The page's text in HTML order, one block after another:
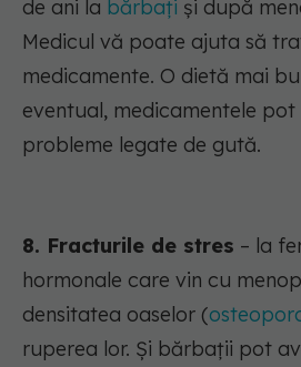
de ani la bărbați și după
Medicul vă poate ajuta să
medicamente. O dietă mai
eventual, medicamentele
probleme legate de gută.
8. Fracturile de stres – la
hormonale care vin cu
densitatea oaselor (
ruperea lor. Și bărbații pot